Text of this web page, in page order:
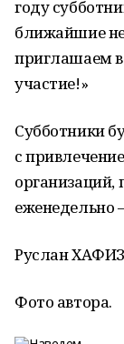
году
ближайшие
приглашаем
участие!»
Субботники
с
организаций,
еженедельно
Руслан
Фото автора.